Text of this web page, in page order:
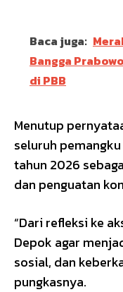
Baca juga:
Bangga
di PBB
Menutup
seluruh
tahun 2026
dan penguatan
“Dari refleksi ke
Depok agar
sosial, dan
pungkasnya.